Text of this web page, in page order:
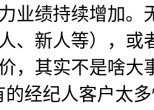
业绩持续增加。
、新人等），或
，其实不是啥大
经纪人客户太